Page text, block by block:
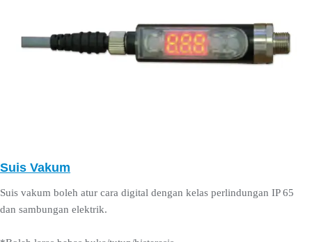
Suis Vakum
Suis vakum boleh atur cara digital dengan kelas perlindungan IP 65
dan sambungan elektrik.